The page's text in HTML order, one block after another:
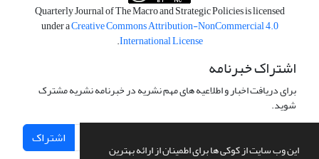
این وب سایت از کوکی ها برای اطمینان از ارائه بهترین
Quarterly Journal of The Macro and Strategic Policies is licensed
under aCreative Commons Attribution-NonCommercial 4.0
International License
.
اشتراک خبرنامه
برای دریافت اخبار و اطلاعیه های مهم نشریه در خبرنامه نشریه مشترک
شوید.
اشتراک